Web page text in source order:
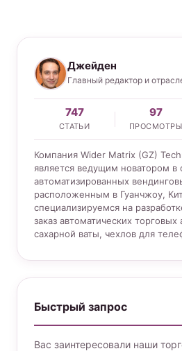
Джейден
Главный редактор и
747
СТАТЬИ
97
ПРОСМОТРЫ
Компания Wider Matrix (GZ)
является ведущим новатором в
автоматизированных
расположенным в Гуанчжоу,
специализируемся на
заказ автоматических торговых
сахарной ваты, чехлов для
Быстрый запрос
Вас заинтересовали наши